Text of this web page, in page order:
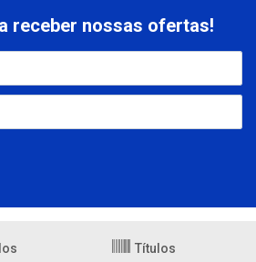
receber nossas ofertas!
Títulos